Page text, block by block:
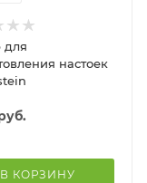
для
настоек
В КОРЗИНУ